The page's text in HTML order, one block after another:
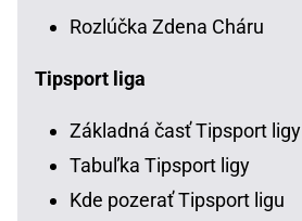
Rozlúčka Zdena Cháru
Tipsport liga
Základná časť Tipsport ligy
Tabuľka Tipsport ligy
Kde pozerať Tipsport ligu